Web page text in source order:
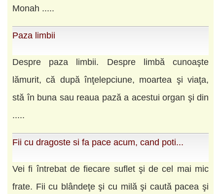
Monah .....
Paza limbii
Despre paza limbii. Despre limbă cunoaşte
lămurit, că după înţelepciune, moartea şi viaţa,
stă în buna sau reaua pază a acestui organ şi din
.....
Fii cu dragoste si fa pace acum, cand poti...
Vei fi întrebat de fiecare suflet şi de cel mai mic
frate. Fii cu blândeţe şi cu milă şi caută pacea şi